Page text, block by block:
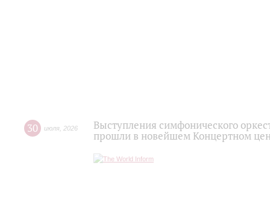
30 июля 2026
Выступления симфонического
прошли в новейшем Концертном